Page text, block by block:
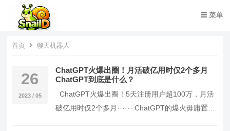
菜单
首页 聊天机器人
26
2023 / 05
ChatGPT火爆出圈！月活破亿用时仅2个多月
ChatGPT到底是什么？
ChatGPT火爆出圈！5天注册用户超100万，月活
破亿用时仅2个多月······ ChatGPT的爆火毋庸置